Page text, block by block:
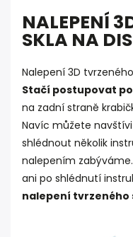
NALEPENÍ
SKLA NA
Nalepení 3D
Stačí postupovat
na zadní straně
Navíc můžete
shlédnout několik
nalepením
ani po shlédnutí
nalepení tvrzeného